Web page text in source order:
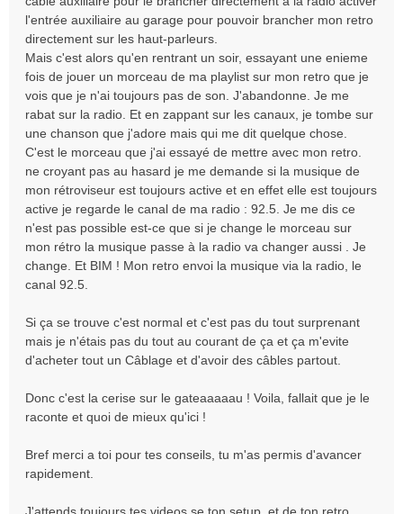
l'entrée auxiliaire au garage pour pouvoir brancher mon retro
directement sur les haut-parleurs.
Mais c'est alors qu'en rentrant un soir, essayant une enieme
fois de jouer un morceau de ma playlist sur mon retro que je
vois que je n'ai toujours pas de son. J'abandonne. Je me
rabat sur la radio. Et en zappant sur les canaux, je tombe sur
une chanson que j'adore mais qui me dit quelque chose.
C'est le morceau que j'ai essayé de mettre avec mon retro.
ne croyant pas au hasard je me demande si la musique de
mon rétroviseur est toujours active et en effet elle est toujours
active je regarde le canal de ma radio : 92.5. Je me dis ce
n'est pas possible est-ce que si je change le morceau sur
mon rétro la musique passe à la radio va changer aussi . Je
change. Et BIM ! Mon retro envoi la musique via la radio, le
canal 92.5.
Si ça se trouve c'est normal et c'est pas du tout surprenant
mais je n'étais pas du tout au courant de ça et ça m'evite
d'acheter tout un Câblage et d'avoir des câbles partout.
Donc c'est la cerise sur le gateaaaaau ! Voila, fallait que je le
raconte et quoi de mieux qu'ici !
Bref merci a toi pour tes conseils, tu m'as permis d'avancer
rapidement.